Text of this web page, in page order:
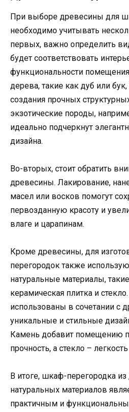
При выборе древесины для
необходимо учитывать
первых, важно определить
будет соответствовать
функциональности
дерева, такие как дуб или
создания прочных
экзотические породы,
идеально подчеркнут
дизайна.
Во-вторых, стоит обратить
древесины. Лакирование,
масел или восков помогут
первозданную красоту и
влаге и царапинам.
Кроме древесины, для
перегородок также
натуральные материалы,
керамическая плитка и
использованы в сочетании с
уникальные и стильные
Камень добавит помещению
прочность, а стекло –
В итоге, шкаф-перегородка
натуральных материалов
практичным и